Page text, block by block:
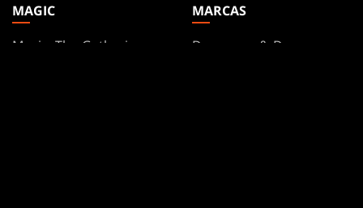
MAGIC
Magic: The Gathering
MARCAS
Dungeons & Dragons